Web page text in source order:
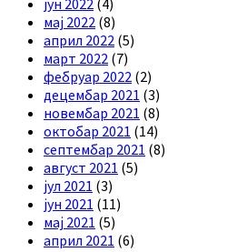
јун 2022 (4)
мај 2022 (8)
април 2022 (5)
март 2022 (7)
фебруар 2022 (2)
децембар 2021 (3)
новембар 2021 (8)
октобар 2021 (14)
септембар 2021 (8)
август 2021 (5)
јул 2021 (3)
јун 2021 (11)
мај 2021 (5)
април 2021 (6)